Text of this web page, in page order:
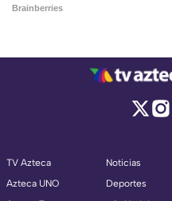
TV Azteca
Azteca UNO
Noticias
Deportes